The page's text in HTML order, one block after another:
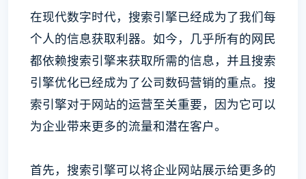
在现代数字时代，搜索引擎已经成为了我们每
个人的信息获取利器。如今，几乎所有的网民
都依赖搜索引擎来获取所需的信息，并且搜索
引擎优化已经成为了公司数码营销的重点。搜
索引擎对于网站的运营至关重要，因为它可以
为企业带来更多的流量和潜在客户。
首先，搜索引擎可以将企业网站展示给更多的